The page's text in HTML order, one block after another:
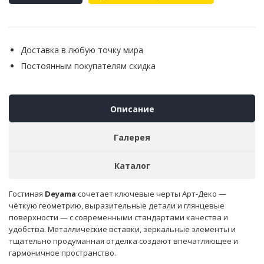
Доставка в любую точку мира
Постоянным покупателям скидка
Описание
Галерея
Каталог
Гостиная Deyama сочетает ключевые черты Арт-Деко —
чёткую геометрию, выразительные детали и глянцевые
поверхности — с современными стандартами качества и
удобства. Металлические вставки, зеркальные элементы и
тщательно продуманная отделка создают впечатляющее и
гармоничное пространство.